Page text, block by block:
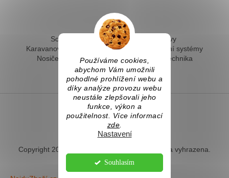
Používáme cookies,
abychom Vám umožnili
pohodlné prohlížení webu a
díky analýze provozu webu
neustále zlepšovali jeho
funkce, výkon a
použitelnost. Více informací
zde.
Nastavení
Souhlasím
Solární ohřev vody - kompletní sestavy
Karavanové solární systémy
Ostrovní solární systémy
Nosiče kol na tažné
Hevery a dílenská technika
Fotovoltaický ohřev vody
Vytvořil Shoptet
Copyright 2026 . Všechna práva vyhrazena.